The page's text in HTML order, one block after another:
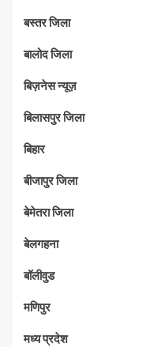
बस्तर जिला
बालोद जिला
बिज़नेस न्यूज़
बिलासपुर जिला
बिहार
बीजापुर जिला
बेमेतरा जिला
बेलगहना
बॉलीवुड
मणिपुर
मध्‍य प्रदेश